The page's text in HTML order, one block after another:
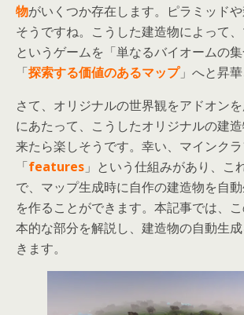
物がいくつか存在します。ピラミッド
そうですね。こうした建造物によって
というゲームを「単なるバイオームの集
「探索する価値のあるマップ」へと昇華
さて、オリジナルの世界観をアドオン
にあたって、こうしたオリジナルの建
来たら楽しそうです。幸い、マインク
「features 」という仕組みがあり、こ
で、マップ生成時に自作の建造物を自
を作ることができます。本記事では、
本的な部分を解説し、建造物の自動生
きます。